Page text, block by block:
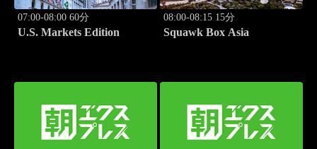
07:00-08:00 60分
U.S. Markets Edition
08:00-08:15 15分
Squawk Box Asia